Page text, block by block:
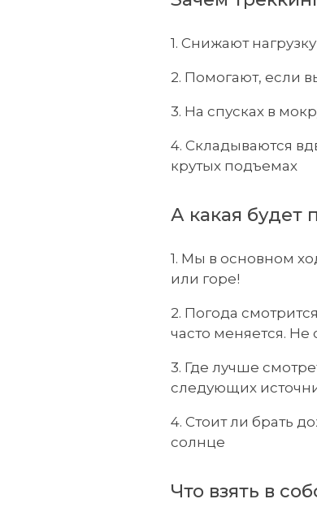
1. Снижают
2. Помогают, если
3. На спусках в
4. Складываются
крутых подъемах
А какая будет
1. Мы в основном
или горе!
2. Погода
часто меняется.
3. Где лучше
следующих
4. Стоит ли брать
солнце
Что взять в